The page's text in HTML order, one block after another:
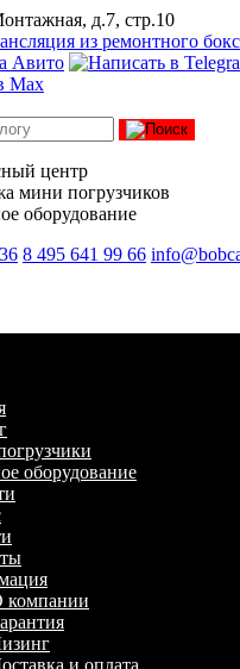
д.7, стр.10
центр
мини погрузчиков
оборудование
8 495 641 99 66
оборудование
компании
и оплата